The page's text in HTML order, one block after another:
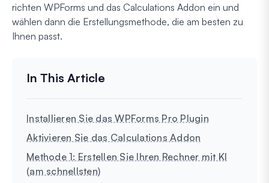
richten WPForms und das Calculations Addon ein und
wählen dann die Erstellungsmethode, die am besten zu
Ihnen passt.
Installieren Sie das WPForms Pro Plugin
Aktivieren Sie das Calculations Addon
Methode 1: Erstellen Sie Ihren Rechner mit KI
(am schnellsten)